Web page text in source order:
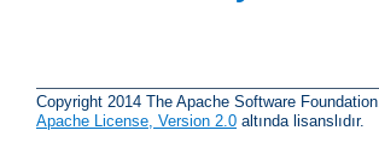
Copyright 2014 The Apache Software Foundation.
Apache License, Version 2.0 altında lisanslıdır.